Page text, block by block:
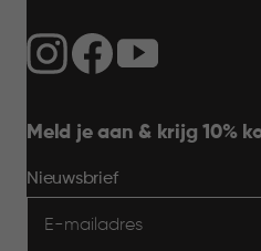
Meld je aan & krijg 10%
Nieuwsbrief